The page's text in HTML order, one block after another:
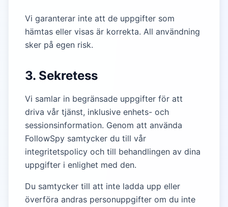
Vi garanterar inte att de uppgifter som
hämtas eller visas är korrekta. All användning
sker på egen risk.
3. Sekretess
Vi samlar in begränsade uppgifter för att
driva vår tjänst, inklusive enhets- och
sessionsinformation. Genom att använda
FollowSpy samtycker du till vår
integritetspolicy och till behandlingen av dina
uppgifter i enlighet med den.
Du samtycker till att inte ladda upp eller
överföra andras personuppgifter om du inte